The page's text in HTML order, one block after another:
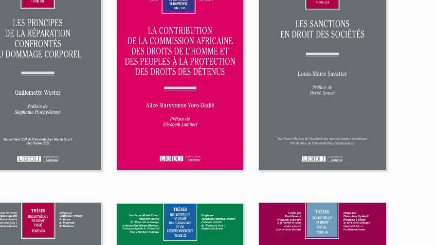
dispositions
de la
La liberté et l’ordre
public contractuels à
l’épreuve des droits
La consommation de
l'infraction